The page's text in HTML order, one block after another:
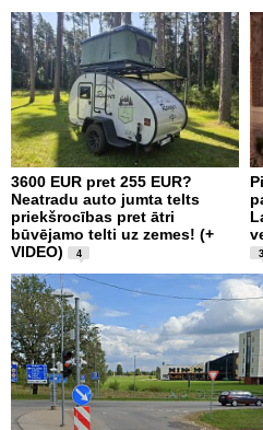
3600 EUR pret 255 EUR?
Neatradu auto jumta telts
priekšrocības pret ātri
būvējamo telti uz zemes! (+
VIDEO)
4 3